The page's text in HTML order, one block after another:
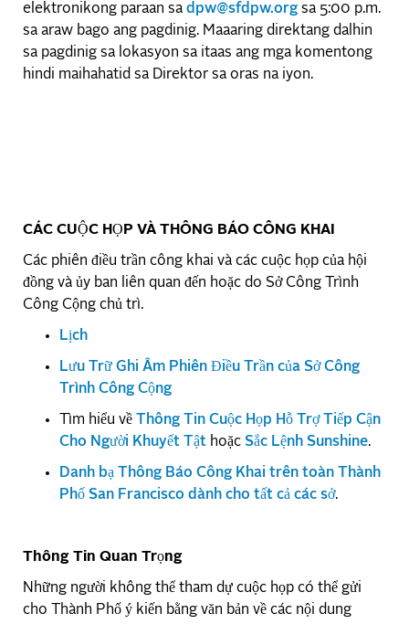
elektronikong paraan sa dpw@sfdpw.org sa 5:00 p.m.
sa araw bago ang pagdinig. Maaaring direktang dalhin
sa pagdinig sa lokasyon sa itaas ang mga komentong
hindi maihahatid sa Direktor sa oras na iyon.
CÁC CUỘC HỌP VÀ THÔNG BÁO CÔNG KHAI
Các phiên điều trần công khai và các cuộc họp của hội
đồng và ủy ban liên quan đến hoặc do Sở Công Trình
Công Cộng chủ trì.
Lịch
Lưu Trữ Ghi Âm Phiên Điều Trần của Sở Công
Trình Công Cộng
Tìm hiểu về
Thông Tin Cuộc Họp Hỗ Trợ Tiếp Cận
Cho Người Khuyết Tật hoặc Sắc Lệnh Sunshine.
Danh bạ Thông Báo Công Khai trên toàn Thành
Phố San Francisco dành cho tất cả các sở.
Thông Tin Quan Trọng
Những người không thể tham dự cuộc họp có thể gửi
cho Thành Phố ý kiến bằng văn bản về các nội dung